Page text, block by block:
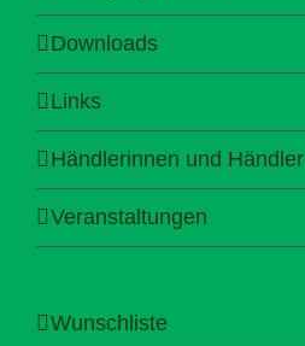
Downloads
Links
Händlerinnen und Händler
Veranstaltungen
Wunschliste